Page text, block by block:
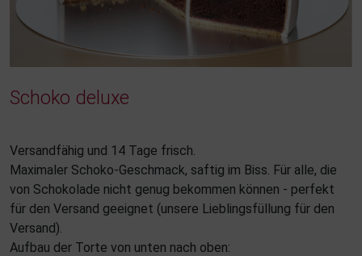
Schoko deluxe
Versandfähig und 14 Tage frisch.
Maximaler Schoko-Geschmack, saftig im Biss. Für alle, die
von Schokolade nicht genug bekommen können - perfekt
für den Versand geeignet (unsere Lieblingsfüllung für den
Versand).
Aufbau der Torte von unten nach oben: